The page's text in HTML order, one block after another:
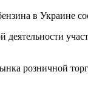
в Украине
розничной